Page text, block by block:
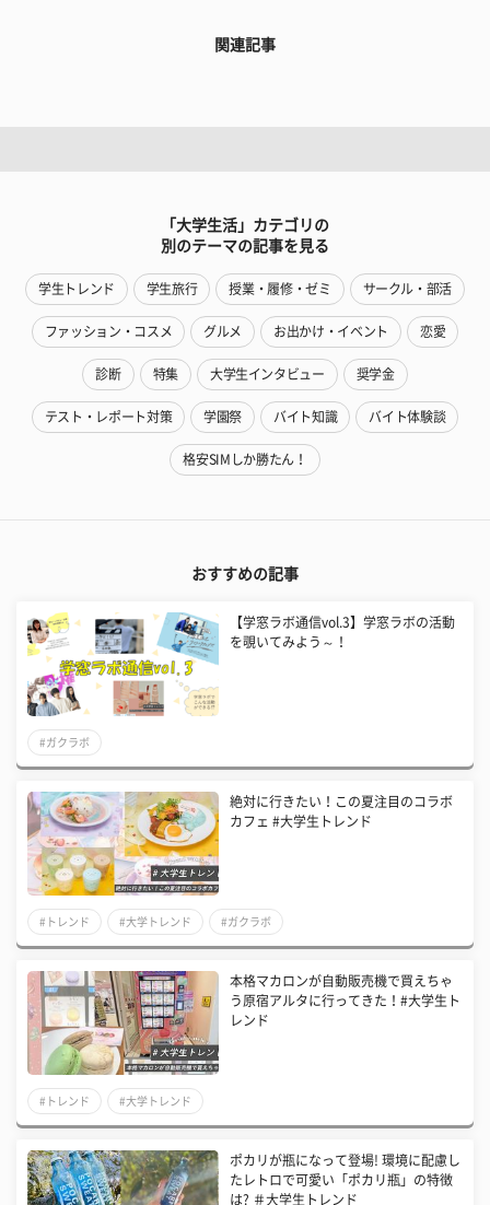
関連記事
「大学生活」カテゴリの
別のテーマの記事を見る
学生トレンド 学生旅行 授業・履修・ゼミ サークル・部活
ファッション・コスメ グルメ お出かけ・イベント 恋愛
診断 特集 大学生インタビュー 奨学金
テスト・レポート対策 学園祭 バイト知識 バイト体験談
格安SIMしか勝たん！
おすすめの記事
【学窓ラボ通信vol.3】学窓ラボの活動
を覗いてみよう～！
#ガクラボ
絶対に行きたい！この夏注目のコラボ
カフェ #大学生トレンド
#トレンド #大学トレンド #ガクラボ
本格マカロンが自動販売機で買えちゃ
う原宿アルタに行ってきた！#大学生ト
レンド
#トレンド #大学トレンド
ポカリが瓶になって登場! 環境に配慮し
たレトロで可愛い「ポカリ瓶」の特徴
は? ＃大学生トレンド